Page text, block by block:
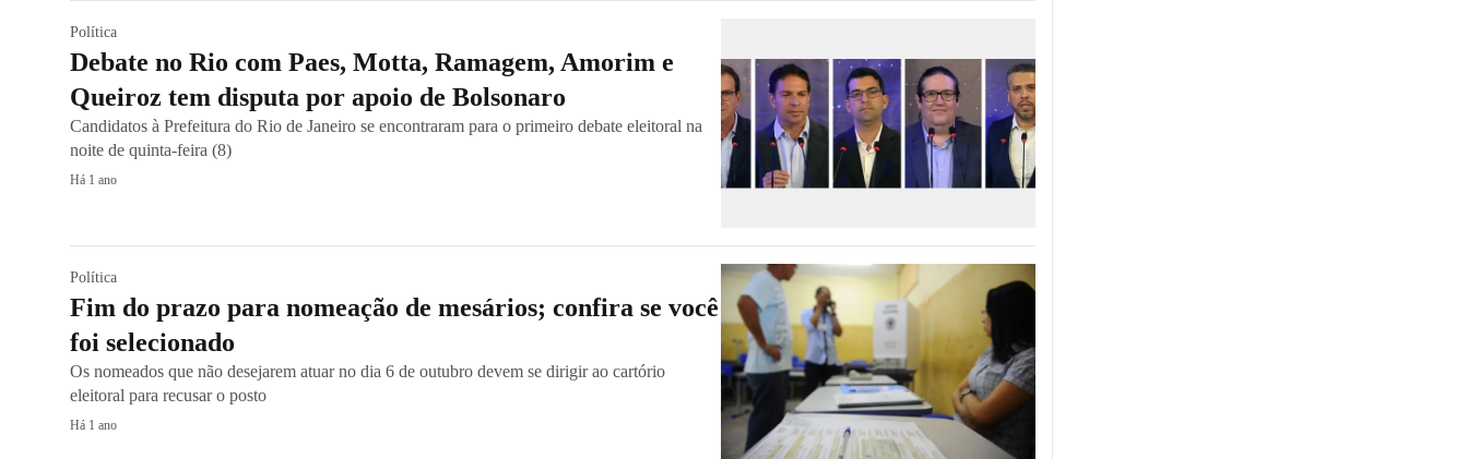
Política
Debate no Rio com Paes, Motta, Ramagem, Amorim e
Queiroz tem disputa por apoio de Bolsonaro
Candidatos à Prefeitura do Rio de Janeiro se encontraram para o primeiro debate eleitoral na
noite de quinta-feira (8)
Há 1 ano
Política
Fim do prazo para nomeação de mesários; confira se você
foi selecionado
Os nomeados que não desejarem atuar no dia 6 de outubro devem se dirigir ao cartório
eleitoral para recusar o posto
Há 1 ano